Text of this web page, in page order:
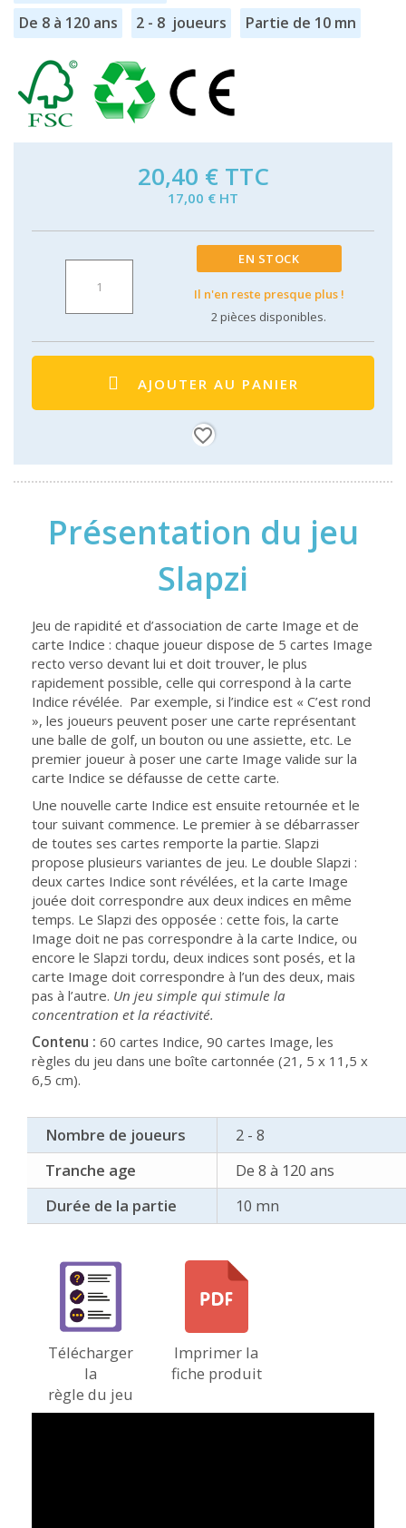
De 8 à 120 ans
2 - 8 joueurs Partie de 10 mn
20,40 € TTC
17,00 € HT
EN STOCK
Il n'en reste presque plus !
2pièces disponibles.
AJOUTER AU PANIER
favorite_border
Présentation du jeu
Slapzi
Jeu de rapidité et d’association de carte Image et de
carte Indice : chaque joueur dispose de 5 cartes Image
recto verso devant lui et doit trouver, le plus
rapidement possible, celle qui correspond à la carte
Indice révélée. Par exemple, si l’indice est « C’est rond
», les joueurs peuvent poser une carte représentant
une balle de golf, un bouton ou une assiette, etc. Le
premier joueur à poser une carte Image valide sur la
carte Indice se défausse de cette carte.
Une nouvelle carte Indice est ensuite retournée et le
tour suivant commence. Le premier à se débarrasser
de toutes ses cartes remporte la partie. Slapzi
propose plusieurs variantes de jeu. Le double Slapzi :
deux cartes Indice sont révélées, et la carte Image
jouée doit correspondre aux deux indices en même
temps. Le Slapzi des opposée : cette fois, la carte
Image doit ne pas correspondre à la carte Indice, ou
encore le Slapzi tordu, deux indices sont posés, et la
carte Image doit correspondre à l’un des deux, mais
pas à l’autre. Un jeu simple qui stimule la
concentration et la réactivité.
Contenu : 60 cartes Indice, 90 cartes Image, les
règles du jeu dans une boîte cartonnée (21, 5 x 11,5 x
6,5 cm).
Nombre de joueurs
2 - 8
Tranche age
De 8 à 120 ans
Durée de la partie
10 mn
Télécharger
la
règle du jeu
Imprimer la
fiche produit